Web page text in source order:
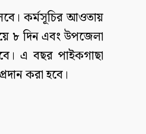
কর্মসূচির আওতায়
৮ দিন এবং উপজেলা
এ বছর পাইকগাছা
করা হবে।